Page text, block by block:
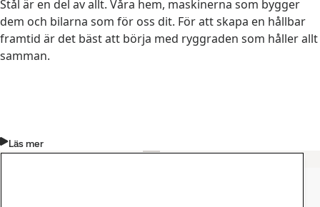
Stål är en del av allt. Våra hem, maskinerna som bygger
dem och bilarna som för oss dit. För att skapa en hållbar
framtid är det bäst att börja med ryggraden som håller allt
samman.​
Läs mer